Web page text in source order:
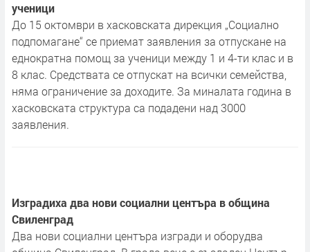
ученици
До 15 октомври в хасковската дирекция „Социално
подпомагане“ се приемат заявления за отпускане на
еднократна помощ за ученици между 1 и 4-ти клас и в
8 клас. Средствата се отпускат на всички семейства,
няма ограничение за доходите. За миналата година в
хасковската структура са подадени над 3000
заявления.
Изградиха два нови социални центъра в община
Свиленград
Два нови социални центъра изгради и оборудва